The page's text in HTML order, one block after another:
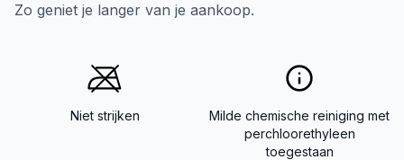
Zo geniet je langer van je aankoop.
Niet strijken
Milde chemische reiniging met
perchloorethyleen
toegestaan